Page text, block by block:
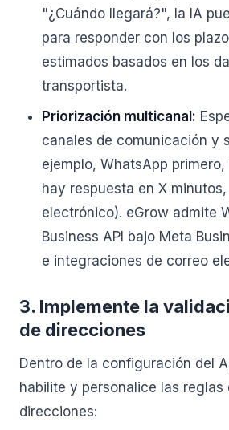
"¿Cuándo llegará?", la IA
para responder con los
estimados basados en los
transportista.
Priorización multicanal:
canales de comunicación y
ejemplo, WhatsApp
hay respuesta en X
electrónico). eGrow admite
Business API bajo Meta
e integraciones de correo
3. Implemente la
de direcciones
Dentro de la configuración del
habilite y personalice las reglas
direcciones: